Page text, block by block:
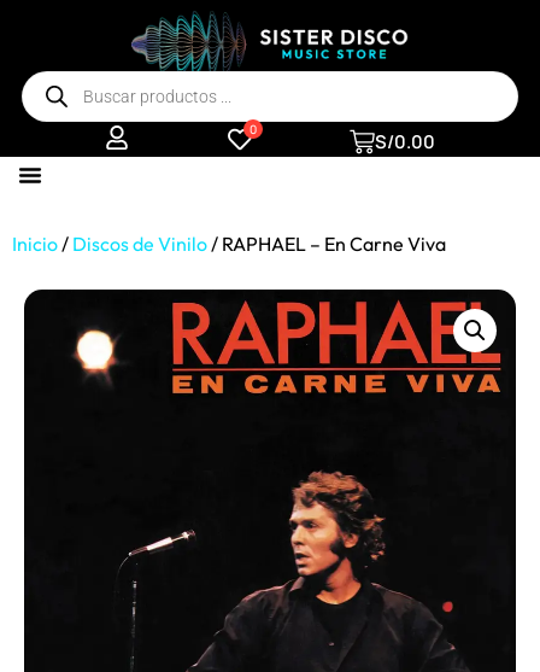
0 S/0.00
Inicio/ Discos de Vinilo/ RAPHAEL – En Carne Viva